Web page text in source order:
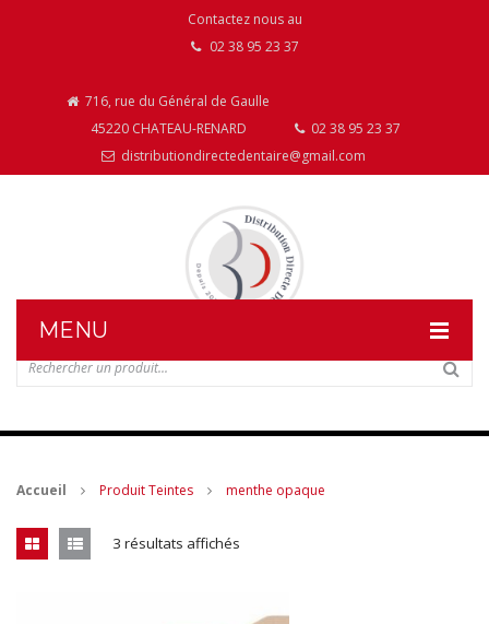
Contactez nous au
02 38 95 23 37
716, rue du Général de Gaulle
45220 CHATEAU-RENARD
02 38 95 23 37
distributiondirectedentaire@gmail.com
MENU
NOS PRODUITS
MES ACHATS
Accueil Produit Teintes menthe opaque
3 résultats affichés